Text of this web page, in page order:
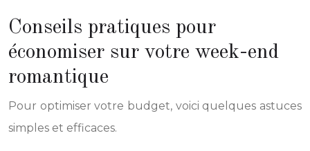
Conseils pratiques pour
économiser sur votre week-end
romantique
Pour optimiser votre budget, voici quelques astuces
simples et efficaces.